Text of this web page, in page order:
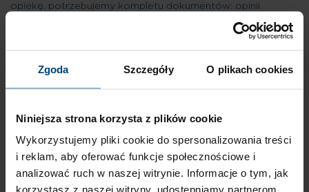
Zgoda Szczegóły O plikach cookies
Niniejsza strona korzysta z plików cookie
Wykorzystujemy pliki cookie do spersonalizowania treści
i reklam, aby oferować funkcje społecznościowe i
analizować ruch w naszej witrynie. Informacje o tym, jak
korzystasz z naszej witryny, udostępniamy partnerom
opiekę, potrzebujemy kompletu dokumentów: opinii
przyjmowanych leków, wyników badań (nie starszych niż 3
miesiące), ostatniego wypisu ze szpitala (jeśli pacjent w nim
dokumentów, poproś lekarza rodzinnego o wypełnienie
02